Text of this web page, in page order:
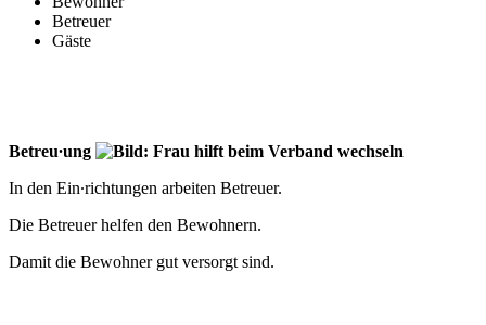
Betreuer
Gäste
Betreu∙ung
In den Ein∙richtungen arbeiten Betreuer.
Die Betreuer helfen den Bewohnern.
Damit die Bewohner gut versorgt sind.